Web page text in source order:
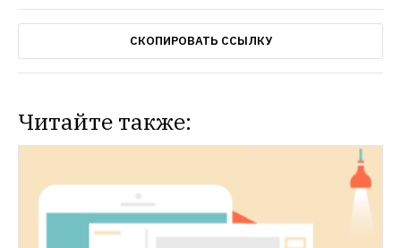
СКОПИРОВАТЬ ССЫЛКУ
Читайте также: